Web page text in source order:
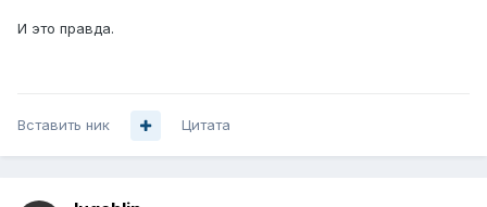
И это правда.
Вставить ник Цитата